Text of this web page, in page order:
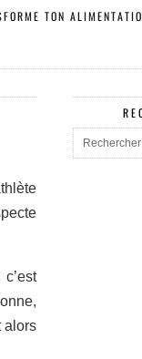
TON
alors